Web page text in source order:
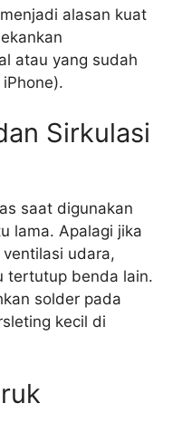
alasan kuat
atau yang sudah
Sirkulasi
saat digunakan
lama. Apalagi jika
udara,
tertutup benda lain.
solder pada
kecil di